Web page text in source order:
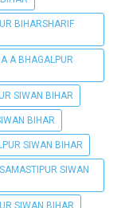
BIHARSHARIF
A BHAGALPUR
SIWAN BIHAR
BIHAR
SIWAN BIHAR
SIWAN
SIWAN BIHAR